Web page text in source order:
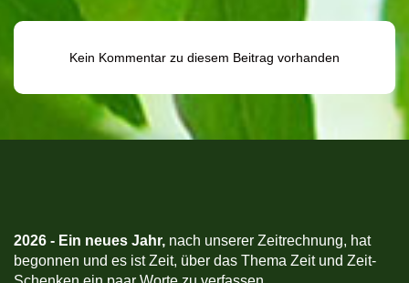
Kein Kommentar zu diesem Beitrag vorhanden
2026 - Ein neues Jahr, nach unserer Zeitrechnung, hat
begonnen und es ist Zeit, über das Thema Zeit und Zeit-